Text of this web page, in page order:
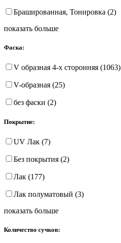
Брашированная, Тонировка (2)
показать больше
Фаска:
V образная 4-х сторонняя (1063)
V-образная (25)
без фаски (2)
Покрытие:
UV Лак (7)
Без покрытия (2)
Лак (177)
Лак полуматовый (3)
показать больше
Количество сучков: